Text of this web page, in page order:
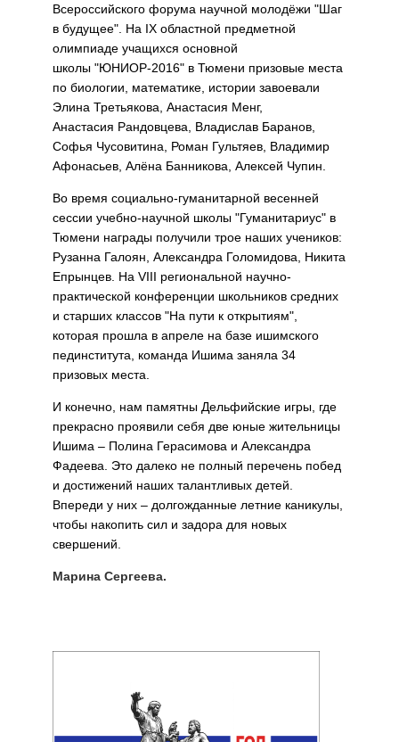
Всероссийского форума научной молодёжи "Шаг
в будущее". На IX областной предметной
олимпиаде учащихся основной
школы "ЮНИОР-2016" в Тюмени призовые места
по биологии, математике, истории завоевали
Элина Третьякова, Анастасия Менг,
Анастасия Рандовцева, Владислав Баранов,
Софья Чусовитина, Роман Гультяев, Владимир
Афонасьев, Алёна Банникова, Алексей Чупин.
Во время социально-гуманитарной весенней
сессии учебно-научной школы "Гуманитариус" в
Тюмени награды получили трое наших учеников:
Рузанна Галоян, Александра Голомидова, Никита
Епрынцев. На VIII региональной научно-
практической конференции школьников средних
и старших классов "На пути к открытиям",
которая прошла в апреле на базе ишимского
пединститута, команда Ишима заняла 34
призовых места.
И конечно, нам памятны Дельфийские игры, где
прекрасно проявили себя две юные жительницы
Ишима – Полина Герасимова и Александра
Фадеева. Это далеко не полный перечень побед
и достижений наших талантливых детей.
Впереди у них – долгожданные летние каникулы,
чтобы накопить сил и задора для новых
свершений.
Марина Сергеева.